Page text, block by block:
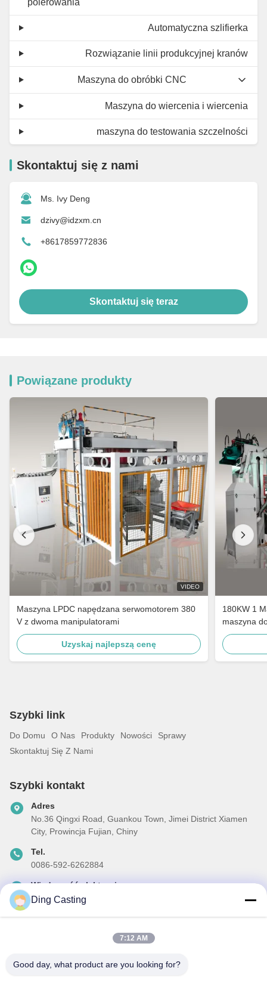
Automatyczna szlifierka
Rozwiązanie linii produkcyjnej kranów
Maszyna do obróbki CNC
Maszyna do wiercenia i wiercenia
maszyna do testowania szczelności
Skontaktuj się z nami
Ms. Ivy Deng
dzivy@idzxm.cn
+8617859772836
Skontaktuj się teraz
Powiązane produkty
VIDEO
Maszyna LPDC napędzana serwomotorem 380
V z dwoma manipulatorami
Uzyskaj najlepszą cenę
180KW 1
maszyna
Szybki link
Do Domu O Nas Produkty Nowości
Sprawy
Skontaktuj Się Z Nami
Szybki kontakt
Adres
No.36 Qingxi Road, Guankou Town, Jimei District Xiamen
City, Prowincja Fujian, Chiny
Tel.
0086-592-6262884
Wiadomość elektroniczna
dzivy@idzxm.cn
Zapisz się do naszego biuletynu z rabatami i innymi informacjami.
Ding Casting
7:12 AM
Good day, what product are you looking for?